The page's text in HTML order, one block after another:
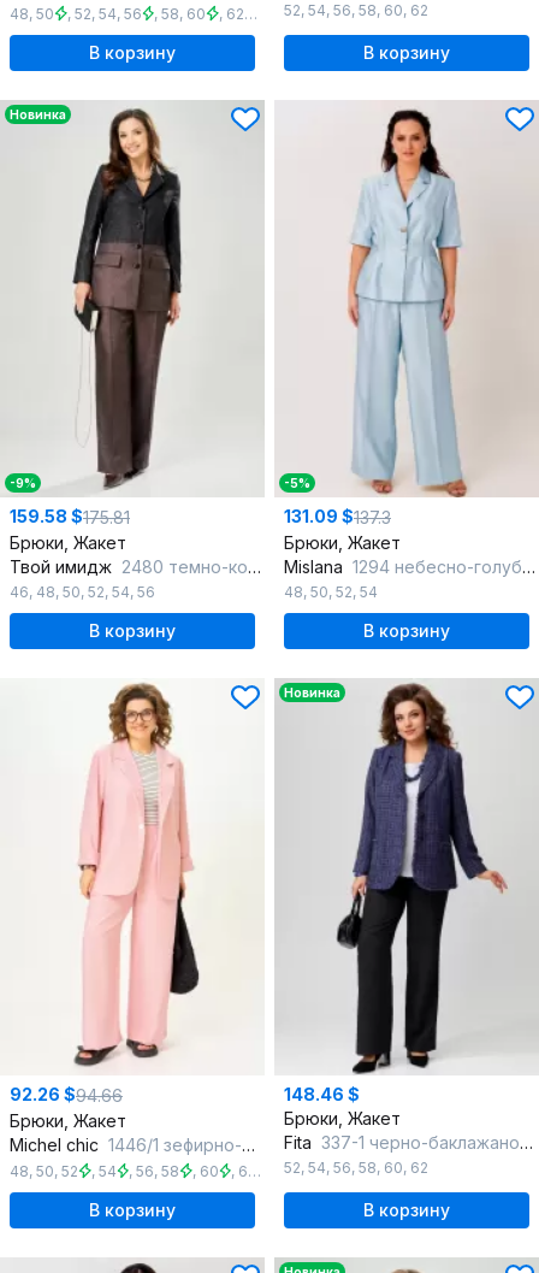
48, 50 , 52, 54, 56 , 58, 60 , 62
В корзину
52, 54, 56, 58, 60, 62
В корзину
Новинка
-9%
159.58 $175.81
Брюки, Жакет
Твой имидж 2480 темно-коричневый
46, 48, 50, 52, 54, 56
В корзину
-5%
131.09 $137.3
Брюки, Жакет
Mislana 1294 небесно-голубой
48, 50, 52, 54
В корзину
92.26 $94.66
Брюки, Жакет
Michel chic 1446/1 зефирно-розовый
48, 50, 52 , 54 , 56, 58 , 60 , 62 64
В корзину
Новинка
148.46 $
Брюки, Жакет
Fita 337-1 черно-баклажановый
52, 54, 56, 58, 60, 62
В корзину